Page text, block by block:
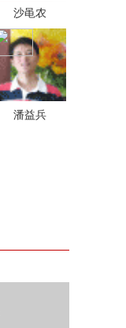
沙黾农
潘益兵